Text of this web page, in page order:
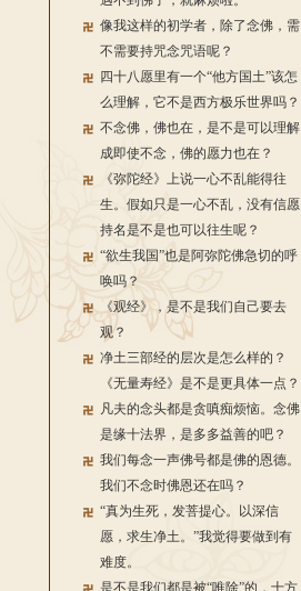
像我这样的初学者，除了念佛，需
不需要持咒念咒语呢？
四十八愿里有一个“他方国土”该怎
么理解，它不是西方极乐世界吗？
不念佛，佛也在，是不是可以理解
成即使不念，佛的愿力也在？
《弥陀经》上说一心不乱能得往
生。假如只是一心不乱，没有信愿
持名是不是也可以往生呢？
“欲生我国”也是阿弥陀佛急切的呼
唤吗？
《观经》，是不是我们自己要去
观？
净土三部经的层次是怎么样的？
《无量寿经》是不是更具体一点？
凡夫的念头都是贪嗔痴烦恼。念佛
是缘十法界，是多多益善的吧？
我们每念一声佛号都是佛的恩德。
我们不念时佛恩还在吗？
“真为生死，发菩提心。以深信
愿，求生净土。”我觉得要做到有
难度。
是不是我们都是被“唯除”的，十方